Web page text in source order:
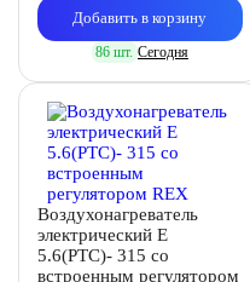
Добавить в корзину
86 шт. Сегодня
Воздухонагреватель
электрический E
5.6(PTC)- 315 со
встроенным регулятором